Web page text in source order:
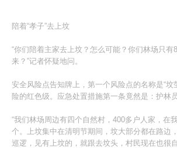
关于我们
陪着“孝子”去上坟
“你们陪着主家去上坟？怎么可能？你们林场只有
来？”记者怀疑地问。
安全风险点告知牌上，第一个风险点的名称是“坟
险的红色级。应急处置措施第一条竟然是：护林
“我们林场周边有四个自然村，400多户人家，在
个。上坟集中在清明节期间，坟大部分都在路边
巡逻，见有上坟的，就跟去坟头，村民现在也很